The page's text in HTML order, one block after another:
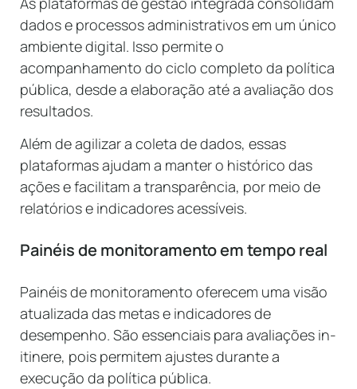
dados e processos administrativos em um único
ambiente digital. Isso permite o
acompanhamento do ciclo completo da política
pública, desde a elaboração até a avaliação dos
resultados.
Além de agilizar a coleta de dados, essas
plataformas ajudam a manter o histórico das
ações e facilitam a transparência, por meio de
relatórios e indicadores acessíveis.
Painéis de monitoramento em tempo real
Painéis de monitoramento oferecem uma visão
atualizada das metas e indicadores de
desempenho. São essenciais para avaliações in-
itinere, pois permitem ajustes durante a
execução da política pública.